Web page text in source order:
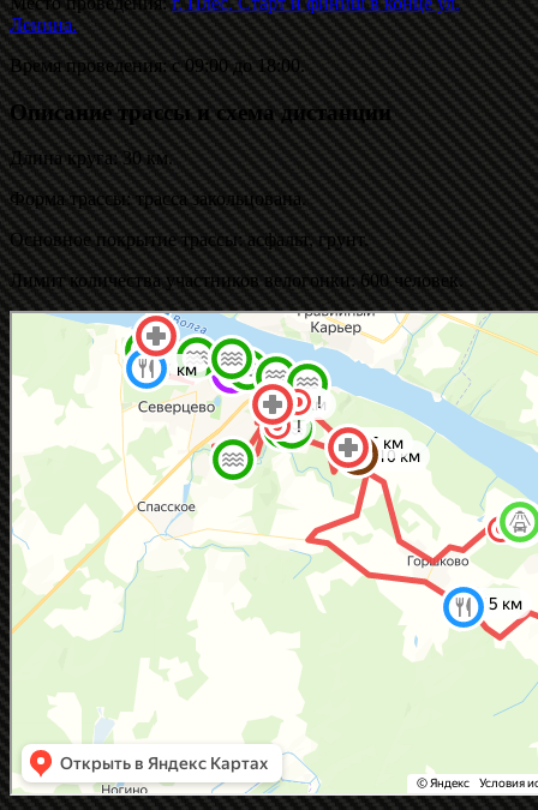
Ленина.
Время проведения: с 09:00 до 18:00.
Описание трассы и схема дистанции
Длина круга: 30 км.
Форма трассы: трасса закольцована.
Основное покрытие трассы: асфальт, грунт.
Лимит количества участников велогонки: 600 человек.